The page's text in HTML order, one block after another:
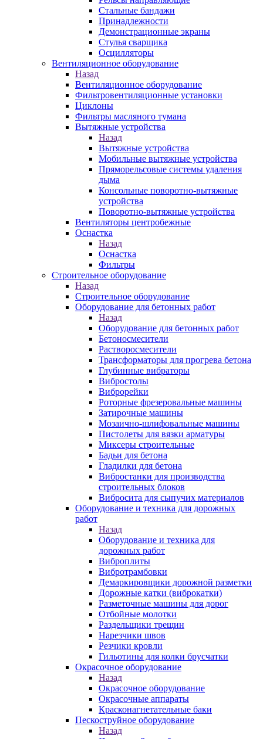
Стальные бандажи
Принадлежности
Демонстрационные экраны
Стулья сварщика
Осцилляторы
Вентиляционное оборудование
Назад
Вентиляционное оборудование
Фильтровентиляционные установки
Циклоны
Фильтры масляного тумана
Вытяжные устройства
Назад
Вытяжные устройства
Мобильные вытяжные устройства
Пряморельсовые системы удаления
дыма
Консольные поворотно-вытяжные
устройства
Поворотно-вытяжные устройства
Вентиляторы центробежные
Оснастка
Назад
Оснастка
Фильтры
Строительное оборудование
Назад
Строительное оборудование
Оборудование для бетонных работ
Назад
Оборудование для бетонных работ
Бетоносмесители
Растворосмесители
Трансформаторы для прогрева бетона
Глубинные вибраторы
Вибростолы
Виброрейки
Роторные фрезеровальные машины
Затирочные машины
Мозаично-шлифовальные машины
Пистолеты для вязки арматуры
Миксеры строительные
Бадьи для бетона
Гладилки для бетона
Вибростанки для производства
строительных блоков
Вибросита для сыпучих материалов
Оборудование и техника для дорожных
работ
Назад
Оборудование и техника для
дорожных работ
Виброплиты
Вибротрамбовки
Демаркировщики дорожной разметки
Дорожные катки (виброкатки)
Разметочные машины для дорог
Отбойные молотки
Раздельщики трещин
Нарезчики швов
Резчики кровли
Гильотины для колки брусчатки
Окрасочное оборудование
Назад
Окрасочное оборудование
Окрасочные аппараты
Красконагнетательные баки
Пескоструйное оборудование
Назад